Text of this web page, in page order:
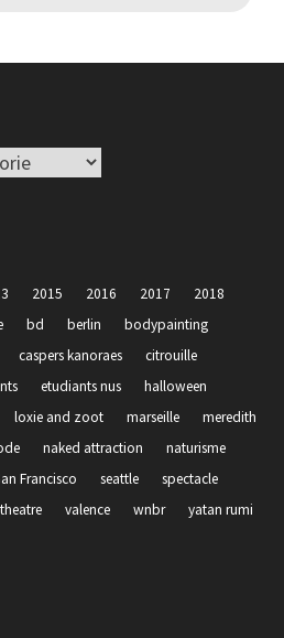
2015 2016 2017
2018
bd berlin
bodypainting
caspers kanoraes
citrouille
etudiants nus
halloween
loxie and zoot marseille
meredith
naked attraction
naturisme
Francisco seattle
spectacle
theatre valence wnbr
yatan rumi